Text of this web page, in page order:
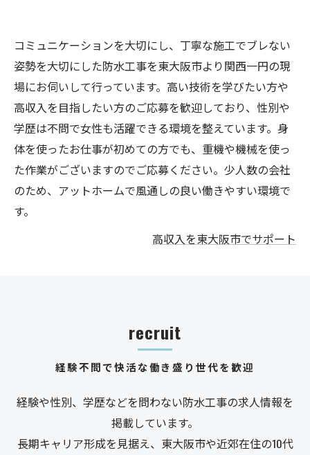
コミュニケーションを大切にし、丁寧な施工でブレない
姿勢を大切にした防水工事を東大阪市より関西一円の現
場にお伺いして行っています。高い技術を学びたい方や
高収入を目指したい方のご応募を歓迎しており、性別や
学歴は不問で女性も活躍できる環境を整えています。身
体を使ったお仕事が初めての方でも、重機や機械を使っ
た作業がございますのでご応募ください。少人数の会社
のため、アットホームで風通しの良い働きやすい環境で
す。
高収入を東大阪市でサポート
経験不問で快活な働き盛り世代を歓迎
recruit
経験や性別、学歴などを問わない防水工事の求人情報を
掲載しています。
長期キャリア形成を見据え、東大阪市や近郊在住の10代